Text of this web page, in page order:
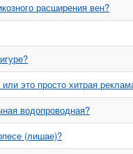
расширения вен?
это просто хитрая
водопроводная?
(лишае)?